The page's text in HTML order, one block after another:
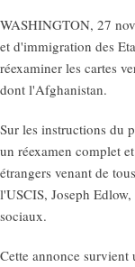
WASHINGTON, 27
et d'immigration des
réexaminer les cartes
dont l'Afghanistan.
Sur les instructions du
un réexamen complet
étrangers venant de
l'USCIS, Joseph
sociaux.
Cette annonce